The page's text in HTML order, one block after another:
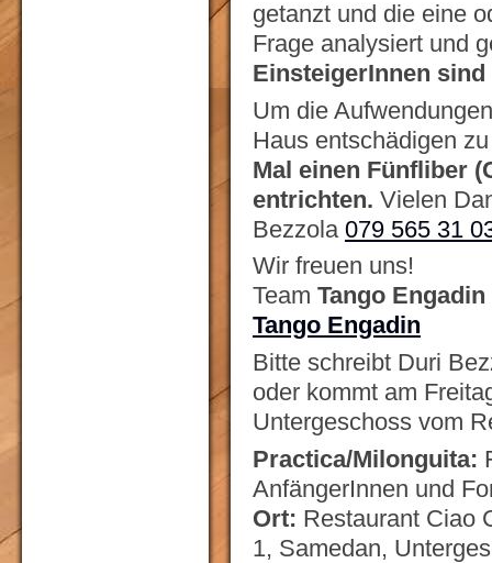
getanzt und die eine
Frage analysiert und
EinsteigerInnen
Um die
Haus entschädigen
Mal einen Fünfliber
entrichten. Vielen
Bezzola 079 565 31
Wir freuen uns!
Team Tango Engadin
Tango Engadin
Bitte schreibt Duri
oder kommt am
Untergeschoss vom
Practica/Milonguita:
AnfängerInnen und
Ort: Restaurant Ciao
1, Samedan,